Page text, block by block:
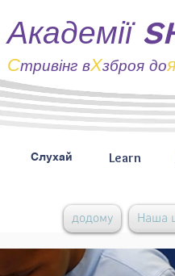
Академії
Стривінг вХзброя до
Слухай Learn
додому Наша